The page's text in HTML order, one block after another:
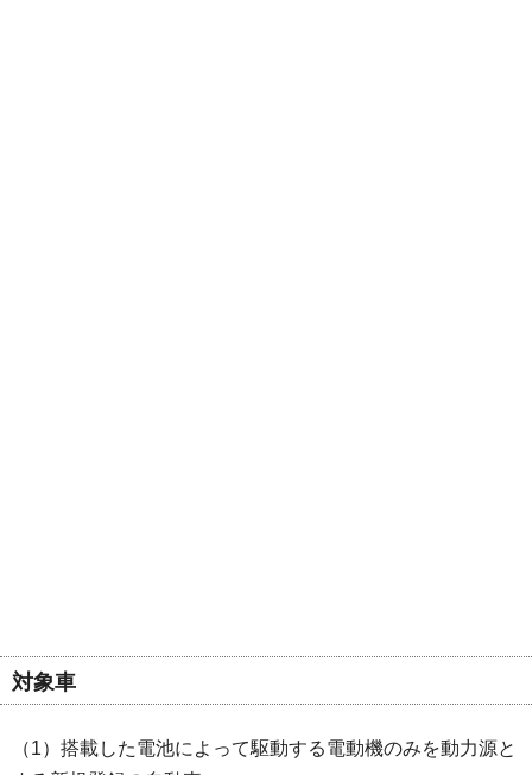
対象車
（1）搭載した電池によって駆動する電動機のみを動力源と